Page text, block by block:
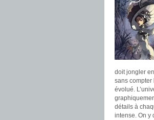
doit jongler
sans compter
évolué.
détails à
intense. On y